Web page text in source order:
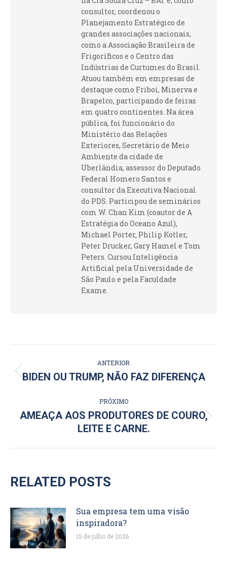
consultor, coordenou o
Planejamento Estratégico de
grandes associações nacionais,
como a Associação Brasileira de
Frigoríficos e o Centro das
Indústrias de Curtumes do Brasil.
Atuou também em empresas de
destaque como Friboi, Minerva e
Brapelco, participando de feiras
em quatro continentes. Na área
pública, foi funcionário do
Ministério das Relações
Exteriores, Secretário de Meio
Ambiente da cidade de
Uberlândia, assessor do Deputado
Federal Homero Santos e
consultor da Executiva Nacional
do PDS. Participou de seminários
com W. Chan Kim (coautor de A
Estratégia do Oceano Azul),
Michael Porter, Philip Kotler,
Peter Drucker, Gary Hamel e Tom
Peters. Cursou Inteligência
Artificial pela Universidade de
São Paulo e pela Faculdade
Exame.
DE
ANTERIOR
Post
BIDEN OU TRUMP, NÃO FAZ DIFERENÇA
PRÓXIMO
Próximo
post:
AMEAÇA AOS PRODUTORES DE COURO,
LEITE E CARNE.
RELATED POSTS
Sua empresa tem uma visão
inspiradora?
15 de julho de 2026